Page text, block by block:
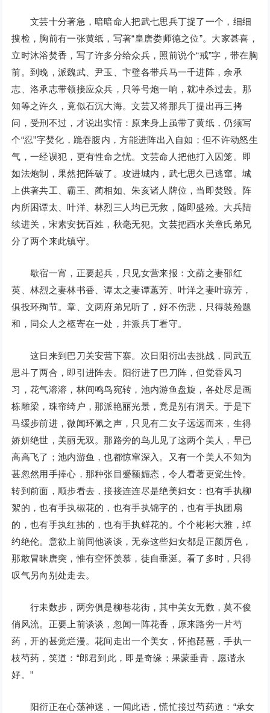
文芸十分著急，暗暗命人把武七思兵丁捉了一个，细细
搜检，胸前有一张黄纸，写著“皇唐娄师德之位”。大家甚喜，
立时沐浴焚香，写了许多分给众兵，照前说个“戒”字，带在胸
前。到晚，派魏武、尹玉、卞璧各带兵马一千进阵，余承
志、洛承志带领接应众兵，只等号炮一响，就冲杀过去。那
知等之许久，竟似石沉大海。文芸又将那兵丁提出再三拷
问，受刑不过，才说出实情：原来身上虽带了黄纸，仍须写
个“忍”字焚化，跪吞腹内，方能进阵出入自如；但不许动怒生
气，一经误犯，更有性命之忧。文芸命人把他打入囚笼。即
如法炮制，果然把阵破了。攻进城内，武七思久已逃窜。城
上供著共工、霸王、蔺相如、朱亥诸人牌位，当即焚毁。阵
内所困谭太、叶洋、林烈三人均已无救，随即盛殓。大兵陆
续进关，宋素安抚百姓，秋毫无犯。文芸把酉水关章氏弟兄
分了两个来此镇守。
歇宿一宵，正要起兵，只见女营来报：文蒒之妻邵红
英、林烈之妻林书香、谭太之妻谭蕙芳、叶洋之妻叶琼芳，
俱投环殉节。章、文两府弟兄听了，好不伤悲，只得装殓题
和，同众人之柩寄在一处，并派兵丁看守。
这日来到巴刀关安营下寨。次日阳衍出去挑战，同武五
思斗了两合，即引进阵去。阳衍进了巴刀阵，但觉香风习
习，花气溶溶，林间鸣鸟宛转，池内游鱼盘旋，各处尽是画
栋雕梁，珠帘绮户，那派艳丽光景，竟是别有洞天。于是下
马缓步前进，微闻环佩之声，只见有二女子远远而来，生得
娇妍绝世，美丽无双。那路旁的鸟儿见了这两个美人，早已
高高飞了；池内游鱼，也都惊窜深入。又有一个美人不知为
甚忽然用手捧心，那种张目蹙额媚态，令人看著更觉生怜。
转到前面，顺步看去，接接连连尽是绝美妇女：也有手执柳
絮的，也有手执椒花的，也有手执锦字的，也有手执团扇
的，也有手执红拂的，也有手执鲜花的。个个彬彬大雅，绰
约绝伦。意欲上前同他谈谈，无奈这些妇女都是正颜厉色，
那敢冒昧唐突，惟有空怀羡慕，徒自垂涎。看了多时，只得
叹气另向别处走去。
行未数步，两旁俱是柳巷花街，其中美女无数，莫不俊
俏风流。正要上前谈谈，忽闻一阵花香，原来路旁一片芍
药，开的甚觉烂漫。花间走出一个美女，怀抱琵琶，手执一
枝芍药，笑道：“郎君到此，即是奇缘；果蒙垂青，愿谐永
好。”
阳衍正在心荡神迷，一闻此语，慌忙接过芍药道：“承女